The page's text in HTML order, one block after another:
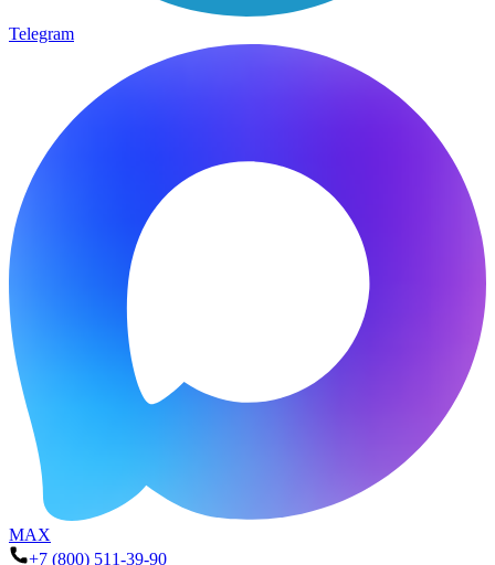
Telegram
MAX
+7 (800) 511-39-90